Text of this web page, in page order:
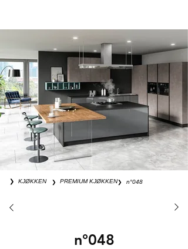
KJØKKEN ❯
❯ PREMIUM KJØKKEN❯ n°048
n°048